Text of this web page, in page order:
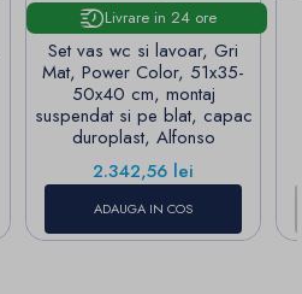
Livrare in 24 ore
Set vas wc si lavoar, Gri
Mat, Power Color, 51x35-
50x40 cm, montaj
suspendat si pe blat, capac
duroplast, Alfonso
Pret
2.342,56 lei
ADAUGA IN COS